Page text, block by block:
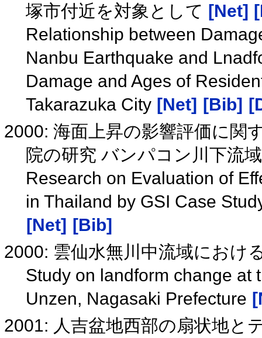
塚市付近を対象として [Net]
Relationship between
Nanbu Earthquake and
Damage and Ages of
Takarazuka City [Net] [Bib]
2000: 海面上昇の影響評価に関
院の研究 バンパコン川下流
Research on Evaluation of
in Thailand by GSI Case
[Net] [Bib]
2000: 雲仙水無川中流域におけ
Study on landform change at
Unzen, Nagasaki Prefecture
2001: 人吉盆地西部の扇状地と